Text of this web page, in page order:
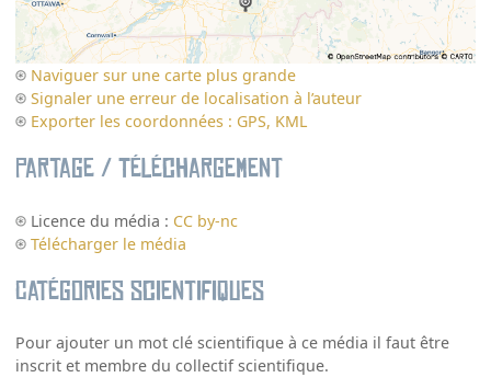
Naviguer sur une carte plus grande
Signaler une erreur de localisation à l’auteur
Exporter les coordonnées : GPS, KML
Partage / Téléchargement
Licence du média : CC by-nc
Télécharger le média
Catégories scientifiques
Pour ajouter un mot clé scientifique à ce média il faut être
inscrit et membre du collectif scientifique.